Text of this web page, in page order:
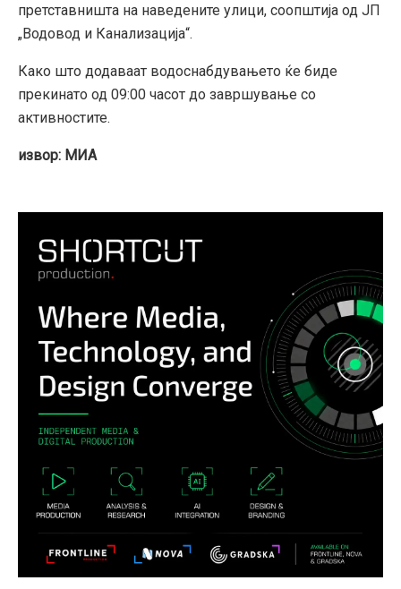
претставништа на наведените улици, соопштија од ЈП
„Водовод и Канализација“.
Како што додаваат водоснабдувањето ќе биде
прекинато од 09:00 часот до завршување со
активностите.
извор: МИА